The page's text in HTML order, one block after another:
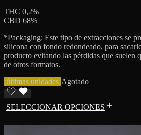
THC 0,2%
CBD 68%
*Packaging: Este tipo de extracciones se
silicona con fondo redondeado, para
producto evitando las pérdidas que suelen
de otros formatos.
¡últimas unidades!Agotado
SELECCIONAR OPCIONES